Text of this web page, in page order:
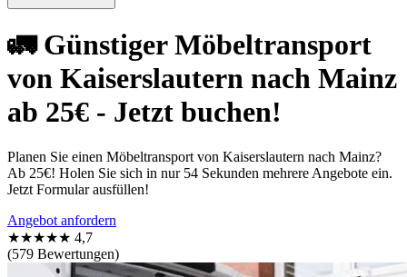
🚛 Günstiger Möbeltransport
von Kaiserslautern nach Mainz
ab 25€ - Jetzt buchen!
Planen Sie einen Möbeltransport von Kaiserslautern nach Mainz?
Ab 25€! Holen Sie sich in nur 54 Sekunden mehrere Angebote ein.
Jetzt Formular ausfüllen!
Angebot anfordern
★★★★★ 4,7
(579 Bewertungen)